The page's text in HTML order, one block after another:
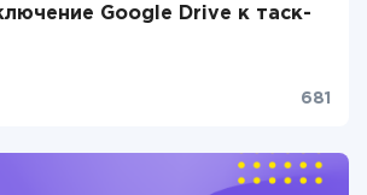
Google Drive к таск-
681